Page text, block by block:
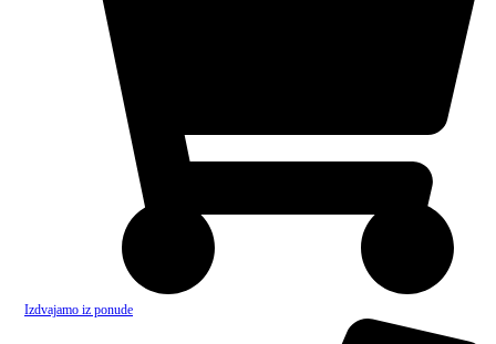
Izdvajamo iz ponude